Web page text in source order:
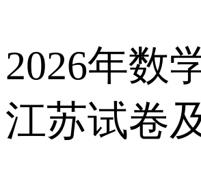
2026年数
江苏试卷